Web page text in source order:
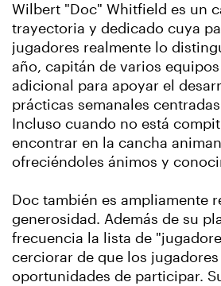
Wilbert "Doc" Whitfield es un
trayectoria y dedicado cuya
jugadores realmente lo
año, capitán de varios
adicional para apoyar el
prácticas semanales
Incluso cuando no está
encontrar en la cancha
ofreciéndoles ánimos y
Doc también es ampliamente
generosidad. Además de su
frecuencia la lista de
cerciorar de que los
oportunidades de participar.